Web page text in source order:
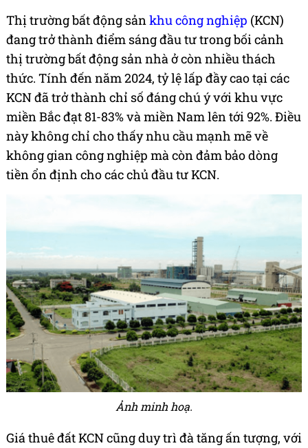
Thị trường bất động sảnkhu công nghiệp (KCN)
đang trở thành điểm sáng đầu tư trong bối cảnh
thị trường bất động sản nhà ở còn nhiều thách
thức. Tính đến năm 2024, tỷ lệ lấp đầy cao tại các
KCN đã trở thành chỉ số đáng chú ý với khu vực
miền Bắc đạt 81-83% và miền Nam lên tới 92%. Điều
này không chỉ cho thấy nhu cầu mạnh mẽ về
không gian công nghiệp mà còn đảm bảo dòng
tiền ổn định cho các chủ đầu tư KCN.
Ảnh minh hoạ.
Giá thuê đất KCN cũng duy trì đà tăng ấn tượng, với